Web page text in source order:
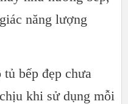
năng lượng
bếp đẹp chưa
khi sử dụng mỗi